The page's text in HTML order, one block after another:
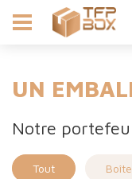
UN
Notre
Tout